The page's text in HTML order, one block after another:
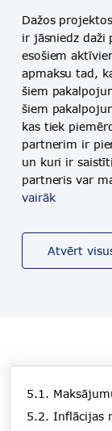
Dažos
ir jāsniedz daži
esošiem
apmaksu tad,
šiem
šiem
kas tiek
partnerim ir
un kuri ir
partneris var
vairāk
Atvērt
5.1.
5.2. Inflācijas